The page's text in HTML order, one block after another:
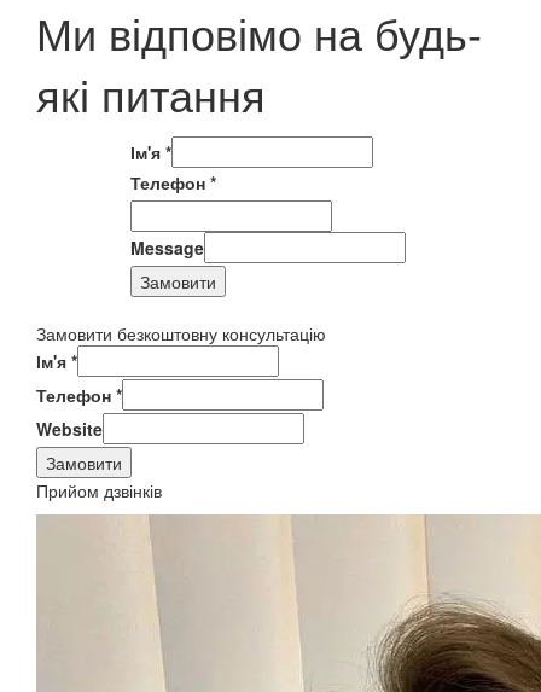
Ми відповімо на будь-
які питання
Ім'я *
Телефон *
Message
Замовити
Замовити безкоштовну консультацію
Ім'я *
Телефон *
Website
Замовити
Прийом дзвінків